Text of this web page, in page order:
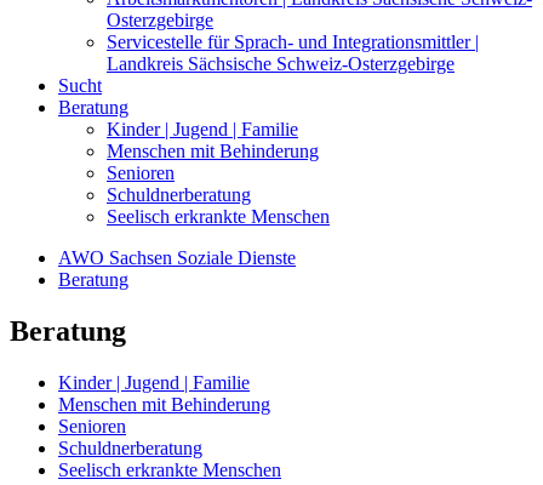
Osterzgebirge
Servicestelle für Sprach- und Integrationsmittler |
Landkreis Sächsische Schweiz-Osterzgebirge
Sucht
Beratung
Kinder | Jugend | Familie
Menschen mit Behinderung
Senioren
Schuldnerberatung
Seelisch erkrankte Menschen
AWO Sachsen Soziale Dienste
Beratung
Beratung
Kinder | Jugend | Familie
Menschen mit Behinderung
Senioren
Schuldnerberatung
Seelisch erkrankte Menschen